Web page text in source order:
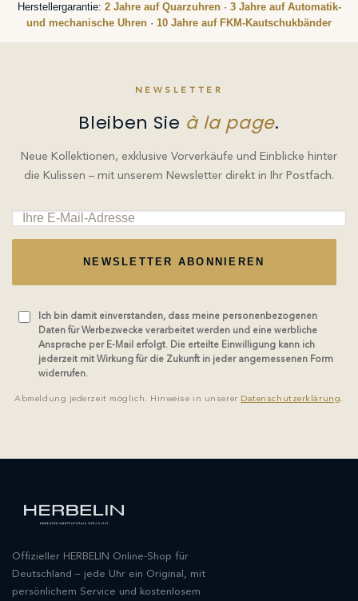
Herstellergarantie: 2 Jahre auf Quarzuhren· 3 Jahre auf Automatik-
und mechanische Uhren · 10 Jahre auf FKM-Kautschukbänder
NEWSLETTER
Bleiben Sie à la page.
Neue Kollektionen, exklusive Vorverkäufe und Einblicke hinter
die Kulissen – mit unserem Newsletter direkt in Ihr Postfach.
NEWSLETTER ABONNIEREN
Ich bin damit einverstanden, dass meine personenbezogenen
Daten für Werbezwecke verarbeitet werden und eine werbliche
Ansprache per E-Mail erfolgt. Die erteilte Einwilligung kann ich
jederzeit mit Wirkung für die Zukunft in jeder angemessenen Form
widerrufen.
Abmeldung jederzeit möglich. Hinweise in unserer Datenschutzerklärung.
Offizieller HERBELIN Online-Shop für
Deutschland – jede Uhr ein Original, mit
persönlichem Service und kostenlosem